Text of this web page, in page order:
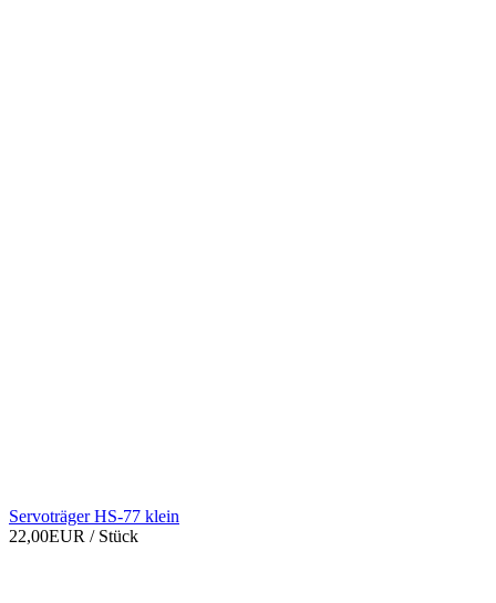
Servoträger HS-77 klein
22,00EUR / Stück